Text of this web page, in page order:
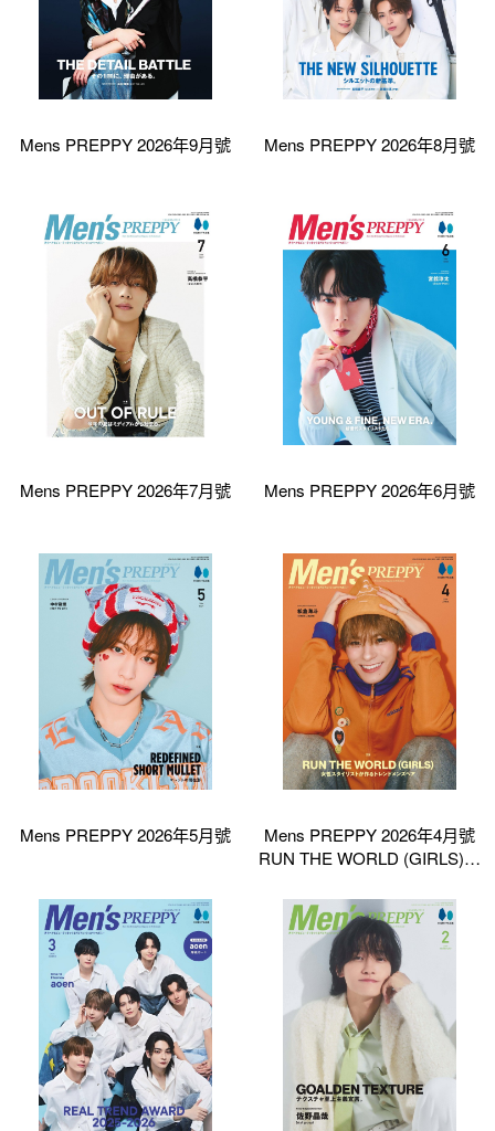
Mens PREPPY 2026年9月號 Mens PREPPY 2026年8月號
Mens PREPPY 2026年7月號 Mens PREPPY 2026年6月號
Mens PREPPY 2026年5月號
Mens PREPPY 2026年4月號
RUN THE WORLD (GIRLS)特